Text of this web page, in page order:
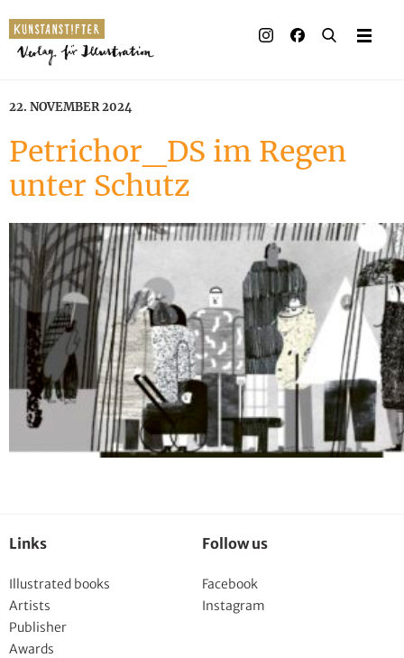
22. NOVEMBER 2024
Petrichor_DS im Regen
unter Schutz
Links
Illustrated books
Artists
Publisher
Awards
Follow us
Facebook
Instagram